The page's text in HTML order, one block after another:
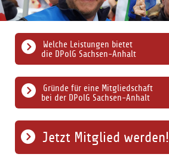
Gründe für eine Mitgliedschaft
bei der DPolG Sachsen-Anhalt
Welche Leistungen bietet
die DPolG Sachsen-Anhalt
Jetzt Mitglied werden!